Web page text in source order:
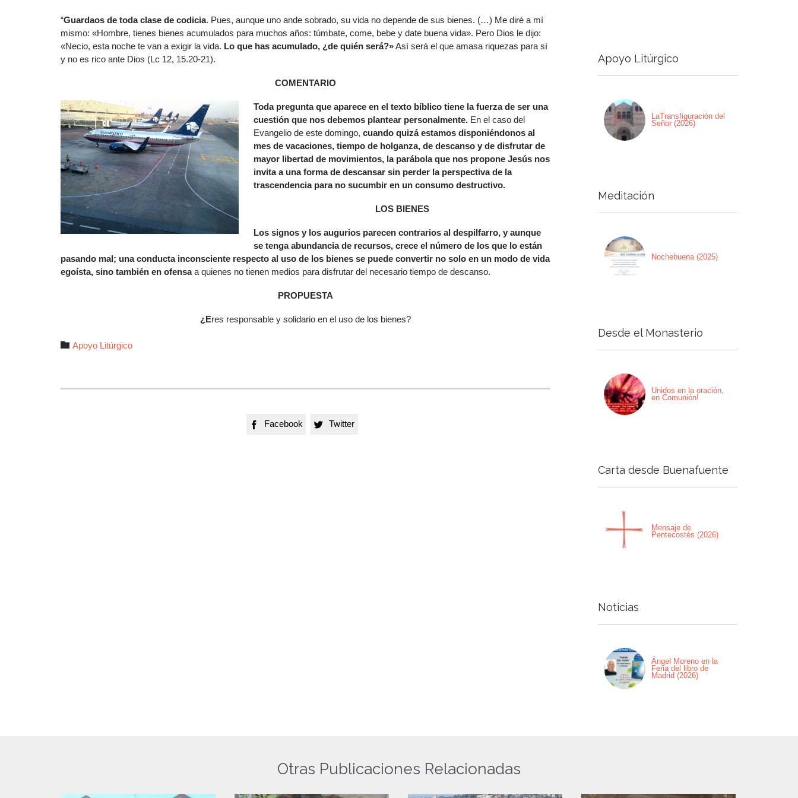
“Guardaos de toda clase de codicia. Pues, aunque uno ande sobrado, su vida no depende de sus bienes. (…) Me diré a mí
mismo: «Hombre, tienes bienes acumulados para muchos años: túmbate, come, bebe y date buena vida». Pero Dios le dijo:
«Necio, esta noche te van a exigir la vida. Lo que has acumulado, ¿de quién será?»Así será el que amasa riquezas para sí
y no es rico ante Dios (Lc 12, 15.20-21).
COMENTARIO
Toda pregunta que aparece en el texto bíblico tiene la fuerza de ser una
cuestión que nos debemos plantear personalmente. En el caso del
Evangelio de este domingo, cuando quizá estamos disponiéndonos al
mes de vacaciones, tiempo de holganza, de descanso y de disfrutar de
mayor libertad de movimientos, la parábola que nos propone Jesús nos
invita a una forma de descansar sin perder la perspectiva de la
trascendencia para no sucumbir en un consumo destructivo.
LOS BIENES
Los signos y los augurios parecen contrarios al despilfarro, y aunque
se tenga abundancia de recursos, crece el número de los que lo están
pasando mal; una conducta inconsciente respecto al uso de los bienes se puede convertir no solo en un modo de vida
egoísta, sino también en ofensaa quienes no tienen medios para disfrutar del necesario tiempo de descanso.
PROPUESTA
¿Eres responsable y solidario en el uso de los bienes?
 Autor
Apoyo Litúrgico
 Facebook  Twitter
Apoyo Litúrgico
LaTransfiguración del
Señor (2026)
Meditación
Nochebuena (2025)
Desde el Monasterio
Unidos en la oración,
en Comunión!
Carta desde Buenafuente
Mensaje de
Pentecostés (2026)
Noticias
Ángel Moreno en la
Feria del libro de
Madrid (2026)
Otras Publicaciones Relacionadas